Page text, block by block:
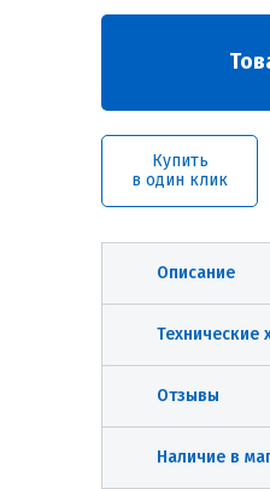
Купить
в один клик
Описание
Технические
Отзывы
Наличие в